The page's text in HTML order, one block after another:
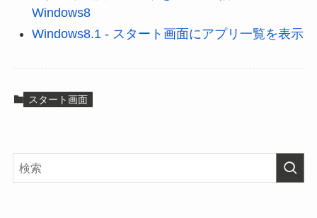
Windows8
Windows8.1 - スタート画面にアプリ一覧を表示
スタート画面